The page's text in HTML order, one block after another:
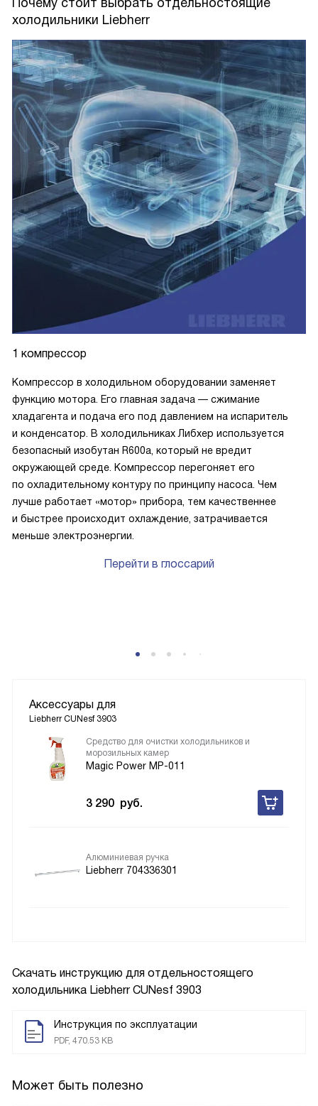
Скачать инструкцию для отдельностоящего
холодильника Liebherr CUNesf 3903
Инструкция по эксплуатации
PDF, 470.53 KB
Может быть полезно
Почему стоит выбрать отдельностоящие
холодильники Liebherr
1 компрессор
Компрессор в холодильном оборудовании заменяет
функцию мотора. Его главная задача — сжимание
хладагента и подача его под давлением на испаритель
и конденсатор. В холодильниках Либхер используется
безопасный изобутан R600a, который не вредит
окружающей среде. Компрессор перегоняет его
по охладительному контуру по принципу насоса. Чем
лучше работает «мотор» прибора, тем качественнее
и быстрее происходит охлаждение, затрачивается
меньше электроэнергии.
Перейти в глоссарий
Аксессуары для
Liebherr CUNesf 3903
Средство для очистки холодильников и
морозильных камер
Magic Power MP-011
3 290 руб.
Алюминиевая ручка
Liebherr 704336301